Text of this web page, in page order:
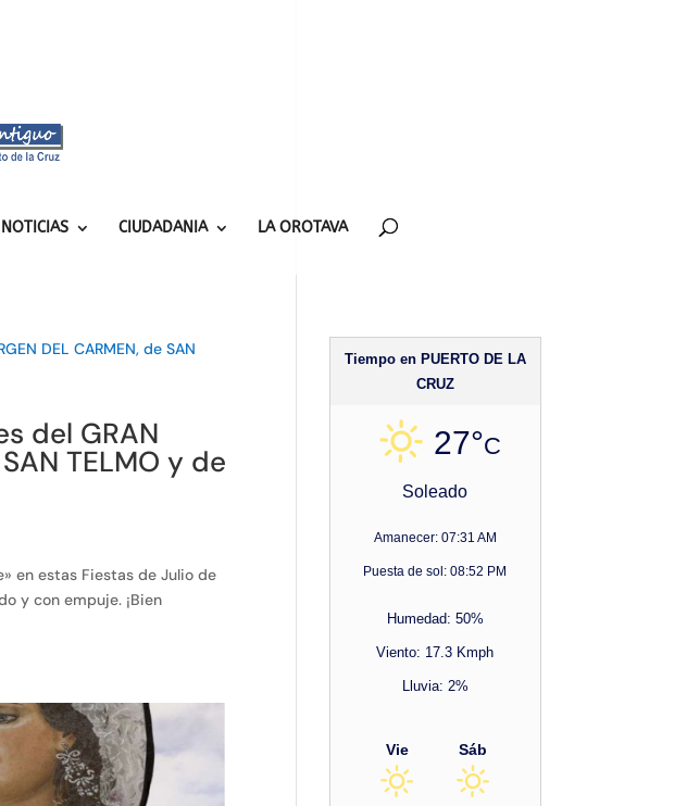
NOTICIAS CIUDADANIA LA OROTAVA
del GRAN
TELMO y de
en estas Fiestas de Julio de
y con empuje. ¡Bien
Tiempo en PUERTO DE LA
CRUZ
27°C
Soleado
Amanecer: 07:31 AM
Puesta de sol: 08:52 PM
Humedad: 50%
Viento: 17.3 Kmph
Lluvia: 2%
Vie Sáb